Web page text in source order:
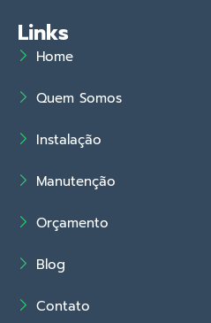
Links
Home
Quem Somos
Instalação
Manutenção
Orçamento
Blog
Contato